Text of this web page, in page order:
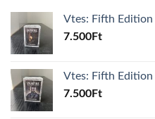
Vtes: Fifth Edition
7.500Ft
Vtes: Fifth
7.500Ft